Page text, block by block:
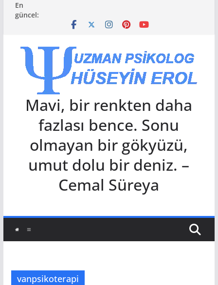
content
En
güncel:
Mavi, bir renkten daha
fazlası bence. Sonu
olmayan bir gökyüzü,
umut dolu bir deniz. –
Cemal Süreya
vanpsikoterapi